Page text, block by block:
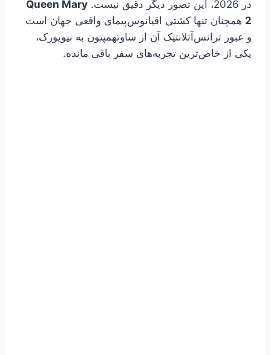
در 2026، این تصور دیگر دقیق نیست.
Queen Mary
2 همچنان تنها کشتی اقیانوس‌پیمای واقعی جهان است
و عبور ترانس‌آتلانتیک آن از ساوتهمپتون به نیویورک،
یکی از خاص‌ترین تجربه‌های سفر باقی مانده.